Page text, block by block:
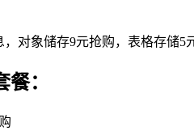
，对象储存9元抢购，表格存储5
：